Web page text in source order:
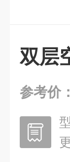
双层
参考价：